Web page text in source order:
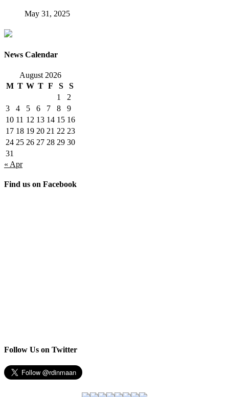
May 31, 2025
News Calendar
August 2026
M T W T F S
S
1
2
3
4 5 6 7 8
9
10 11 12 13 14 15 16
17 18 19 20 21 22 23
24 25 26 27 28 29 30
31
« Apr
Find us on Facebook
Follow Us on Twitter